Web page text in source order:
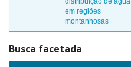
em regiões
montanhosas
Busca facetada